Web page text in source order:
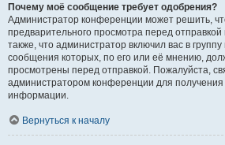
Почему моё сообщение требует одобрения?
Администратор конференции может решить,
предварительного просмотра перед
также, что администратор включил вас в группу
сообщения которых, по его или её мнению,
просмотрены перед отправкой. Пожалуйста,
администратором конференции для
информации.
Вернуться к началу